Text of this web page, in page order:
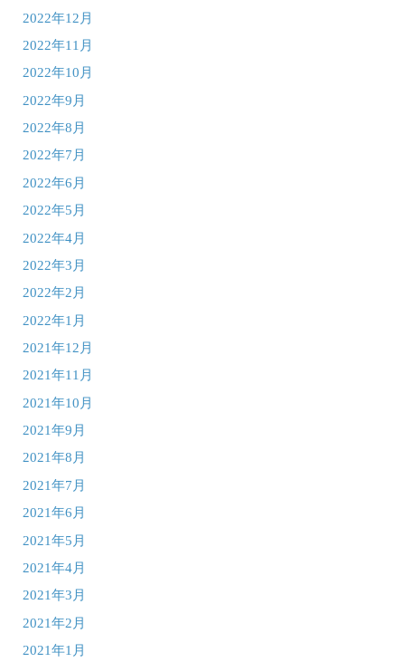
2022年12月
2022年11月
2022年10月
2022年9月
2022年8月
2022年7月
2022年6月
2022年5月
2022年4月
2022年3月
2022年2月
2022年1月
2021年12月
2021年11月
2021年10月
2021年9月
2021年8月
2021年7月
2021年6月
2021年5月
2021年4月
2021年3月
2021年2月
2021年1月